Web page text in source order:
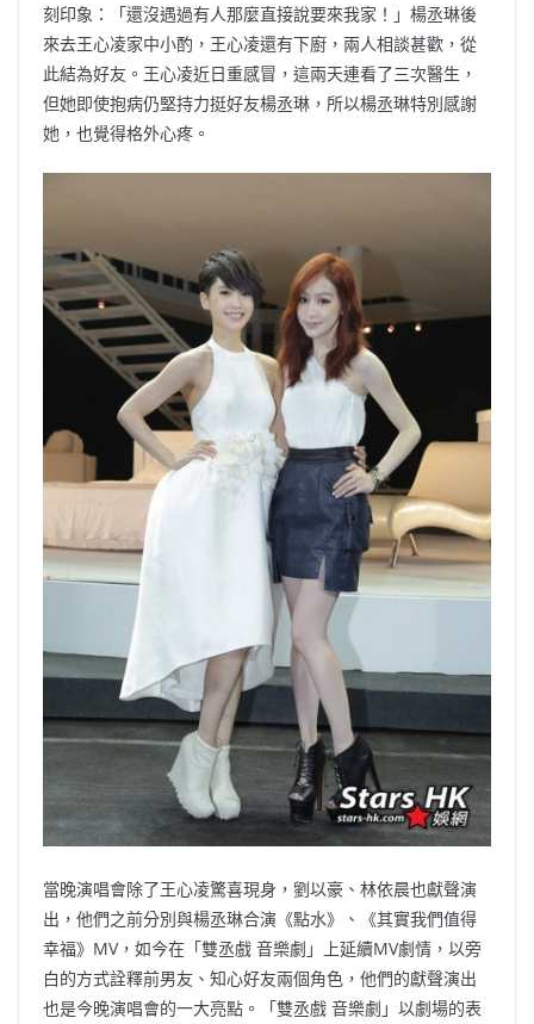
刻印象：「還沒遇過有人那麼直接說要來我家！」楊丞琳後
來去王心凌家中小酌，王心凌還有下廚，兩人相談甚歡，從
此結為好友。王心凌近日重感冒，這兩天連看了三次醫生，
但她即使抱病仍堅持力挺好友楊丞琳，所以楊丞琳特別感謝
她，也覺得格外心疼。
當晚演唱會除了王心凌驚喜現身，劉以豪、林依晨也獻聲演
出，他們之前分別與楊丞琳合演《點水》、《其實我們值得
幸福》MV，如今在「雙丞戲 音樂劇」上延續MV劇情，以旁
白的方式詮釋前男友、知心好友兩個角色，他們的獻聲演出
也是今晚演唱會的一大亮點。「雙丞戲 音樂劇」以劇場的表